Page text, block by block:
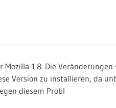
1.8. Die
Version zu installieren, da
diesem Probl